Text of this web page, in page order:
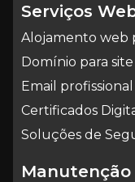
Serviços
Alojamento web
Domínio para site
Email
Certificados
Soluções de
Manutenção